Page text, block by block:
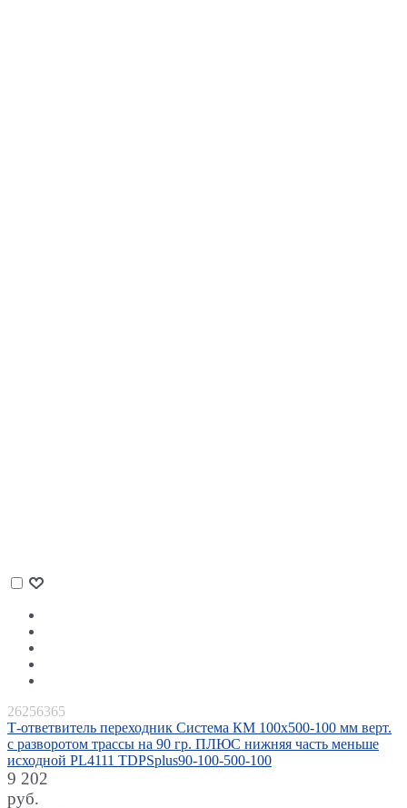
26256365
Т-ответвитель переходник Система КМ 100х500-100 мм верт.
c разворотом трассы на 90 гр. ПЛЮС нижняя часть меньше
исходной PL4111 TDPSplus90-100-500-100
9 202
руб.